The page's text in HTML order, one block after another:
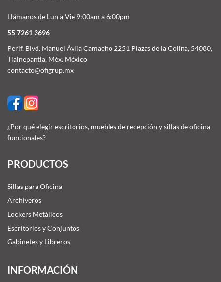
Llámanos de Lun a Vie 9:00am a 6:00pm
55 7261 3696
Perif. Blvd. Manuel Ávila Camacho 2251 Plazas de la Colina, 54080,
Tlalnepantla, Méx. México
contacto@ofigrup.mx
¿Por qué elegir escritorios, muebles de recepción y sillas de oficina
funcionales?
PRODUCTOS
Sillas para Oficina
Archiveros
Lockers Metálicos
Escritorios y Conjuntos
Gabinetes y Libreros
INFORMACIÓN